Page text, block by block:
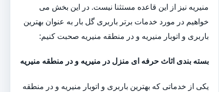
منیریه نیز از این قاعده مستثنا نیست. در این بخش می
خواهیم در مورد خدمات برتر باربری گل بار به عنوان بهترین
باربری و اتوبار منیریه و در منطقه منیریه صحبت کنیم:
بسته بندی اثاث حرفه ای منزل در منیریه و در منطقه منیریه
یکی از خدماتی که بهترین باربری و اتوبار منیریه و در منطقه